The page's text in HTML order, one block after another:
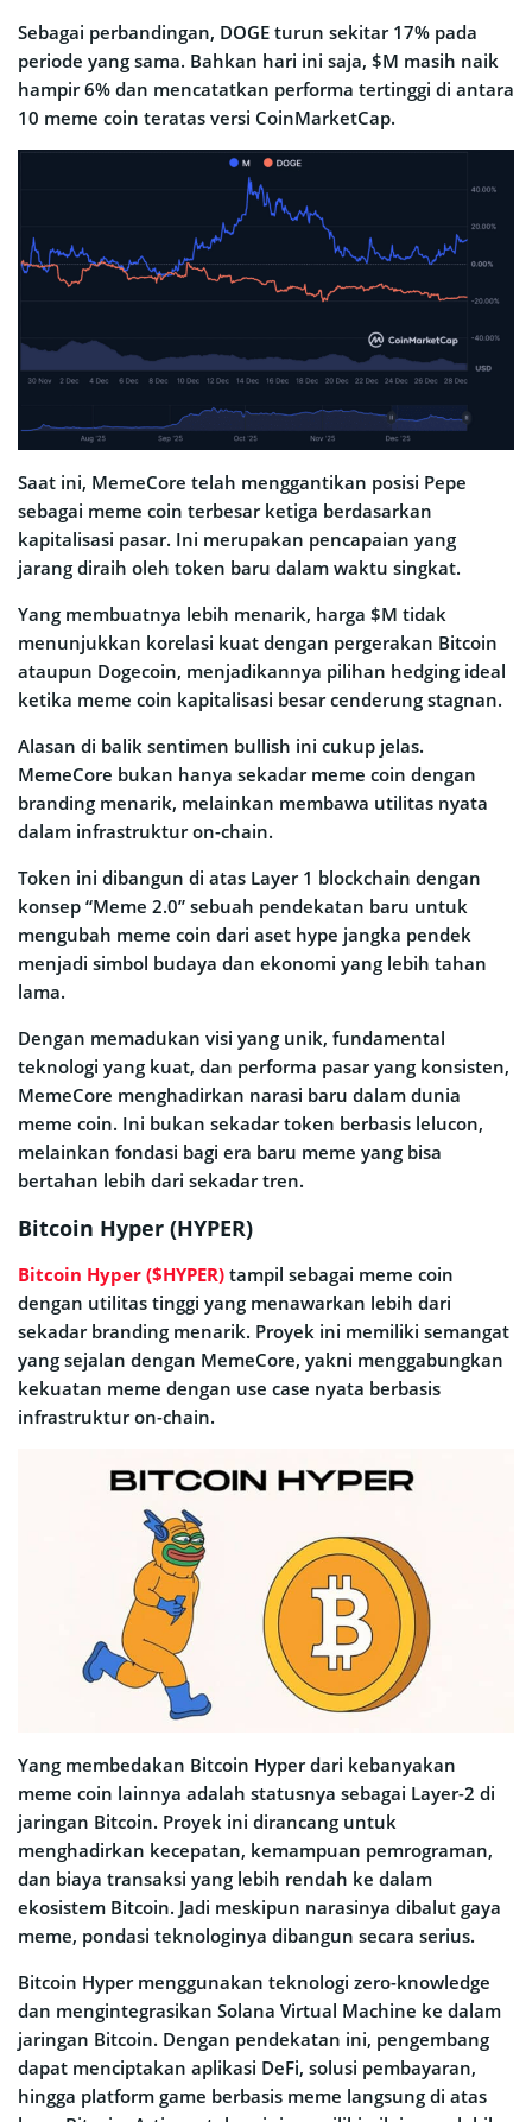
Sebagai perbandingan, DOGE turun sekitar 17% pada
periode yang sama. Bahkan hari ini saja, $M masih naik
hampir 6% dan mencatatkan performa tertinggi di antara
10 meme coin teratas versi CoinMarketCap.
Saat ini, MemeCore telah menggantikan posisi Pepe
sebagai meme coin terbesar ketiga berdasarkan
kapitalisasi pasar. Ini merupakan pencapaian yang
jarang diraih oleh token baru dalam waktu singkat.
Yang membuatnya lebih menarik, harga $M tidak
menunjukkan korelasi kuat dengan pergerakan Bitcoin
ataupun Dogecoin, menjadikannya pilihan hedging ideal
ketika meme coin kapitalisasi besar cenderung stagnan.
Alasan di balik sentimen bullish ini cukup jelas.
MemeCore bukan hanya sekadar meme coin dengan
branding menarik, melainkan membawa utilitas nyata
dalam infrastruktur on-chain.
Token ini dibangun di atas Layer 1 blockchain dengan
konsep “Meme 2.0” sebuah pendekatan baru untuk
mengubah meme coin dari aset hype jangka pendek
menjadi simbol budaya dan ekonomi yang lebih tahan
lama.
Dengan memadukan visi yang unik, fundamental
teknologi yang kuat, dan performa pasar yang konsisten,
MemeCore menghadirkan narasi baru dalam dunia
meme coin. Ini bukan sekadar token berbasis lelucon,
melainkan fondasi bagi era baru meme yang bisa
bertahan lebih dari sekadar tren.
Bitcoin Hyper (HYPER)
Bitcoin Hyper ($HYPER) tampil sebagai meme coin
dengan utilitas tinggi yang menawarkan lebih dari
sekadar branding menarik. Proyek ini memiliki semangat
yang sejalan dengan MemeCore, yakni menggabungkan
kekuatan meme dengan use case nyata berbasis
infrastruktur on-chain.
Yang membedakan Bitcoin Hyper dari kebanyakan
meme coin lainnya adalah statusnya sebagai Layer-2 di
jaringan Bitcoin. Proyek ini dirancang untuk
menghadirkan kecepatan, kemampuan pemrograman,
dan biaya transaksi yang lebih rendah ke dalam
ekosistem Bitcoin. Jadi meskipun narasinya dibalut gaya
meme, pondasi teknologinya dibangun secara serius.
Bitcoin Hyper menggunakan teknologi zero-knowledge
dan mengintegrasikan Solana Virtual Machine ke dalam
jaringan Bitcoin. Dengan pendekatan ini, pengembang
dapat menciptakan aplikasi DeFi, solusi pembayaran,
hingga platform game berbasis meme langsung di atas